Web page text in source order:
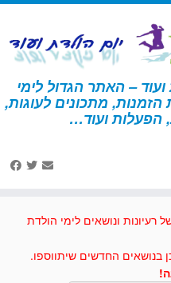
– האתר הגדול לימי
מתכונים לעוגות,
ועוד…
רעיונות ונושאים לימי הולדת
החדשים שיתווספו.